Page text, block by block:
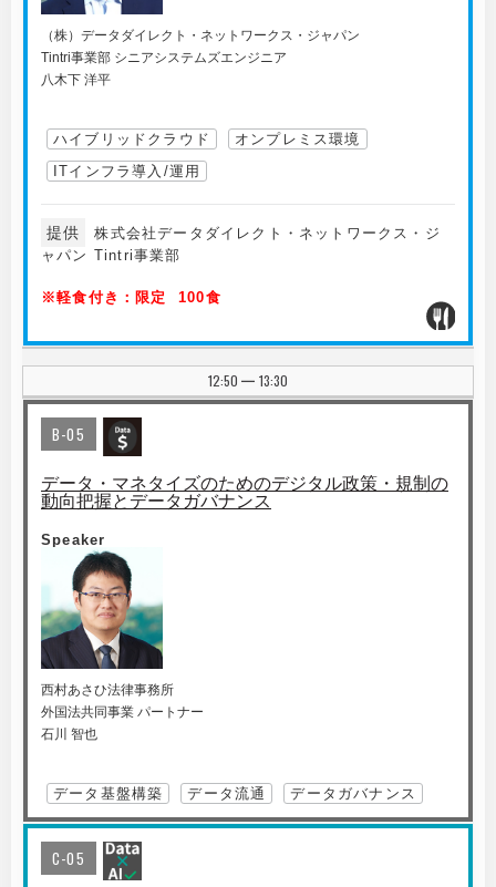
（株）データダイレクト・ネットワークス・ジャパン
Tintri事業部 シニアシステムズエンジニア
八木下 洋平
ハイブリッドクラウド
オンプレミス環境
ITインフラ導入/運用
提供
株式会社データダイレクト・ネットワークス・ジ
ャパン Tintri事業部
※軽食付き：限定 100食
12:50 | 13:30
B-05
データ・マネタイズのためのデジタル政策・規制の
動向把握とデータガバナンス
Speaker
西村あさひ法律事務所
外国法共同事業 パートナー
石川 智也
データ基盤構築 データ流通 データガバナンス
C-05